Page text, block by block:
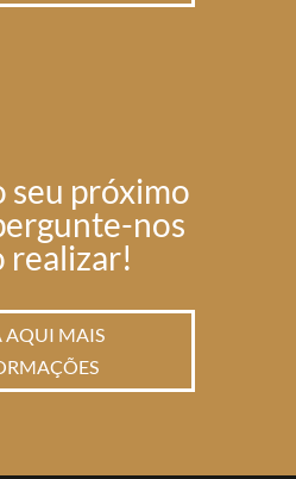
seu próximo
nos
realizar!
AQUI MAIS